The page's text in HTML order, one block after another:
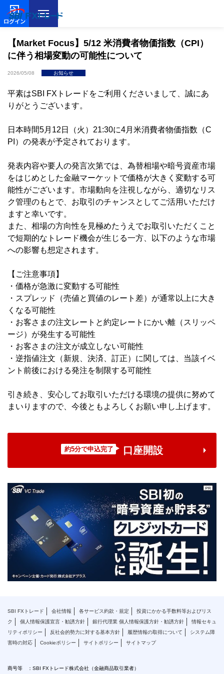
ログイン
【Market Focus】5/12 米消費者物価指数（CPI）
に伴う相場変動の可能性について
2026/05/08 お知らせ
平素はSBI FXトレードをご利用くださいまして、誠にあ
りがとうございます。
日本時間5月12日（火）21:30に4月米消費者物価指数（C
PI）の発表が予定されております。
発表内容や要人の発言次第では、為替相場や暗号資産市場
をはじめとした金融マーケットで価格が大きく変動する可
能性がございます。市場動向を注視しながら、適切なリス
ク管理のもとで、お取引のチャンスとしてご活用いただけ
ますと幸いです。
また、相場の方向性を見極めたうえでお取引いただくこと
で短期的なトレード機会が生じる一方、以下のような市場
への影響も想定されます。
【ご注意事項】
・価格が急激に変動する可能性
・スプレッド（売値と買値のレート差）が通常以上に大き
くなる可能性
・お客さまの注文レートと約定レートにかい離（スリッペ
ージ）が発生する可能性
・お客さまの注文が成立しない可能性
・逆指値注文（新規、決済、訂正）に関しては、当該イベ
ント前後における発注を制限する可能性
引き続き、安心してお取引いただける環境の提供に努めて
まいりますので、今後ともよろしくお願い申し上げます。
約5分で申込完了 口座開設
SBI FXトレード 会社情報 各サービス約款・規定
投資にかかる手数料等およびリス
ク
個人情報保護宣言・勧誘方針 銀行代理業 個人情報保護方針・勧誘方針
情報セキュ
リティポリシー
反社会的勢力に対する基本方針 履歴情報の取得について
システム障
害時の対応
Cookieポリシー サイトポリシー サイトマップ
商号等 ：SBI FXトレード株式会社（金融商品取引業者）